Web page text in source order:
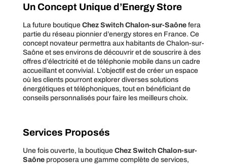
Un Concept Unique d’Energy Store
La future boutique Chez Switch Chalon-sur-Saônefera
partie du réseau pionnier d’energy stores en France. Ce
concept novateur permettra aux habitants de Chalon-sur-
Saône et ses environs de découvrir et de souscrire à des
offres d’électricité et de téléphonie mobile dans un cadre
accueillant et convivial. L’objectif est de créer un espace
où les clients pourront explorer diverses solutions
énergétiques et téléphoniques, tout en bénéficiant de
conseils personnalisés pour faire les meilleurs choix.
Services Proposés
Une fois ouverte, la boutique Chez Switch Chalon-sur-
Saôneproposera une gamme complète de services,